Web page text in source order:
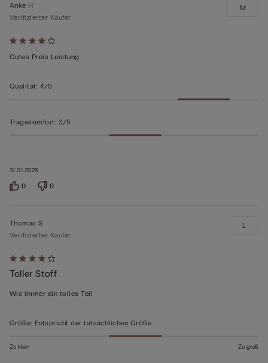
Mit
4
5
31.01.2026
Anke H
Verifizierter Käufer
Gutes Preis Leistung
M
Qualität: 4/5
Tragekomfort: 3/5
0 0
Mit
4
von
bewertet
Thomas S
Verifizierter Käufer
Toller Stoff
Wie immer ein tolles Teil
L
Größe: Entspricht der tatsächlichen Größe
Zu klein Zu groß